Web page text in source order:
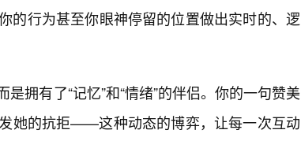
的行为甚至你眼神停留的位置做出实时的、逻
拥有了“记忆”和“情绪”的伴侣。你的一句赞美
她的抗拒——这种动态的博弈，让每一次互动